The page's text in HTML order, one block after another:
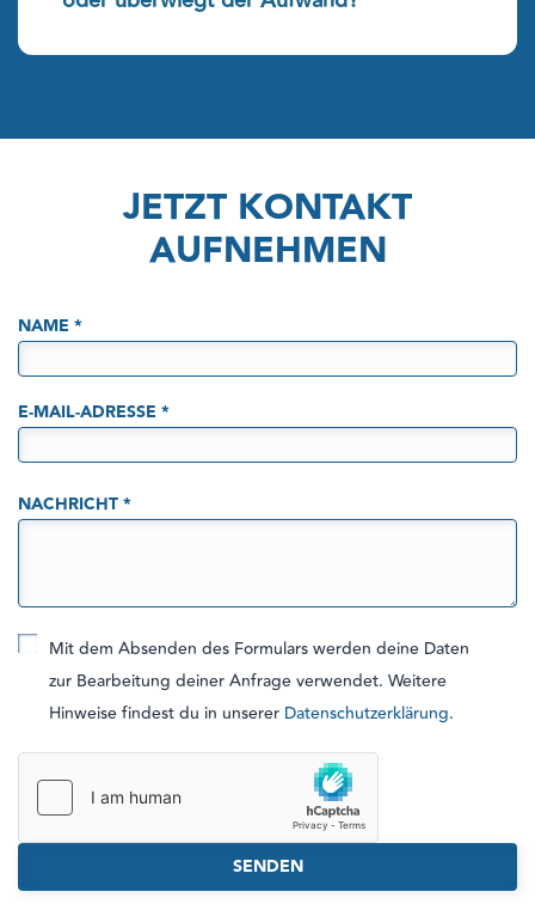
JETZT KONTAKT
AUFNEHMEN
NAME *
E-MAIL-ADRESSE *
NACHRICHT*
Mit dem Absenden des Formulars werden deine Daten
zur Bearbeitung deiner Anfrage verwendet. Weitere
Hinweise findest du in unserer Datenschutzerklärung.
SENDEN